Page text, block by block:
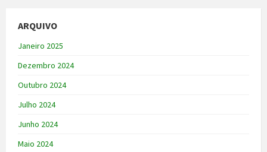
ARQUIVO
Janeiro 2025
Dezembro 2024
Outubro 2024
Julho 2024
Junho 2024
Maio 2024